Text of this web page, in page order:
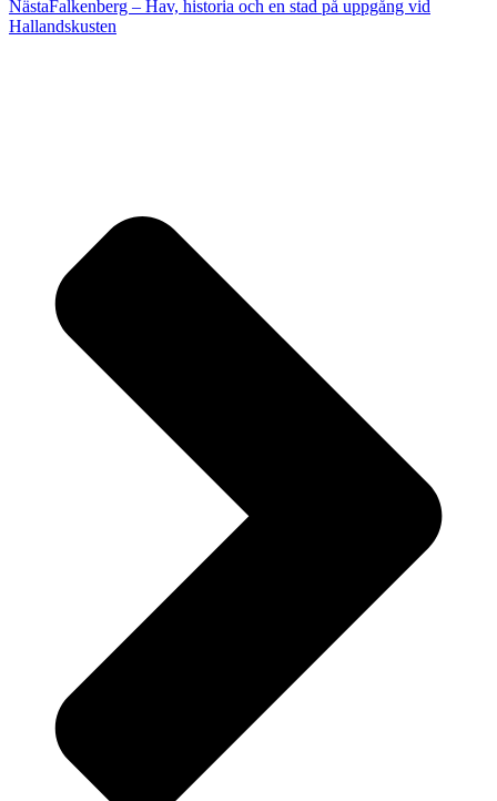
NästaFalkenberg – Hav, historia och en stad på uppgång vid
Hallandskusten